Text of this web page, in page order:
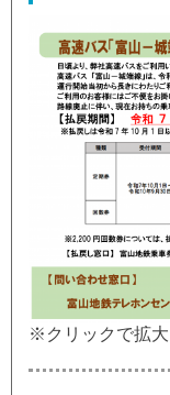
※クリックで拡大